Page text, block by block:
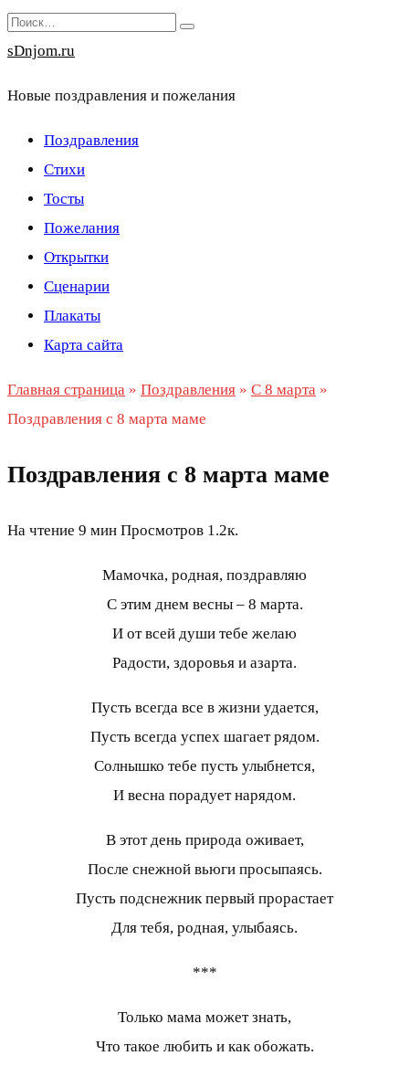
Перейти
к
Search
for:
sDnjom.ru
Новые поздравления и пожелания
Поздравления
Стихи
Тосты
Пожелания
Открытки
Сценарии
Плакаты
Карта сайта
Главная страница » Поздравления » С 8 марта »
Поздравления с 8 марта маме
Поздравления с 8 марта маме
На чтение 9 мин Просмотров 1.2к.
Мамочка, родная, поздравляю
С этим днем весны – 8 марта.
И от всей души тебе желаю
Радости, здоровья и азарта.
Пусть всегда все в жизни удается,
Пусть всегда успех шагает рядом.
Солнышко тебе пусть улыбнется,
И весна порадует нарядом.
В этот день природа оживает,
После снежной вьюги просыпаясь.
Пусть подснежник первый прорастает
Для тебя, родная, улыбаясь.
***
Только мама может знать,
Что такое любить и как обожать.